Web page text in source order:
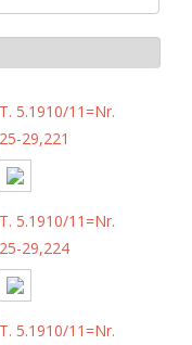
T. 5.1910/11=Nr.
25-29,221
T. 5.1910/11=Nr.
25-29,224
T. 5.1910/11=Nr.